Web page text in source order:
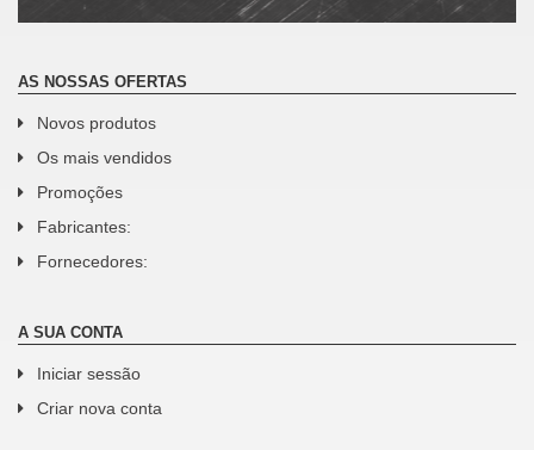
AS NOSSAS OFERTAS
Novos produtos
Os mais vendidos
Promoções
Fabricantes:
Fornecedores:
A SUA CONTA
Iniciar sessão
Criar nova conta